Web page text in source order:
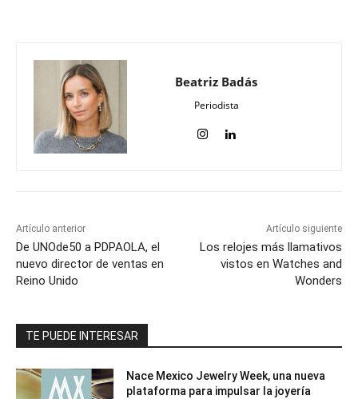
Beatriz Badás
Periodista
Artículo anterior
De UNOde50 a PDPAOLA, el
nuevo director de ventas en
Reino Unido
Artículo siguiente
Los relojes más llamativos
vistos en Watches and
Wonders
TE PUEDE INTERESAR
Nace Mexico Jewelry Week, una nueva
plataforma para impulsar la joyería